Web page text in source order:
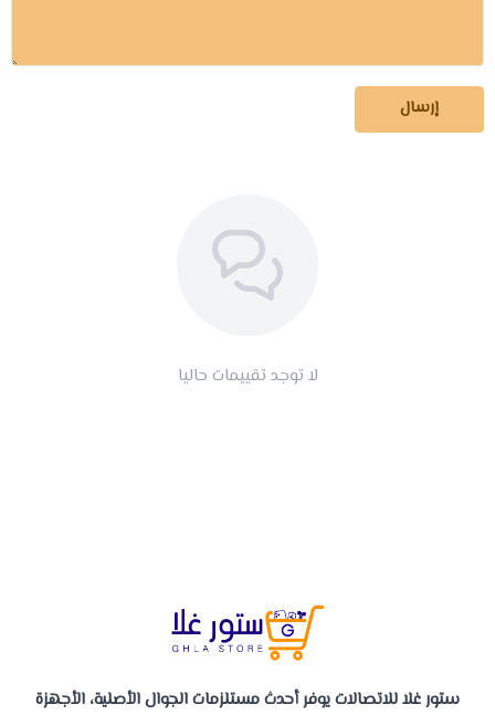
إرسال
لا توجد تقييمات حاليا
ستور غلا للاتصالات يوفر أحدث مستلزمات الجوال الأصلية، الأجهزة